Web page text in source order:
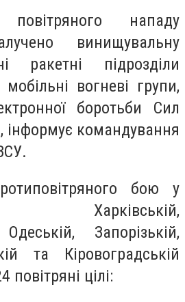
нападу
винищувальну
ракетні підрозділи
вогневі групи,
боротьби Сил
інформує командування
бою у
Харківській,
Запорізькій,
та Кіровоградській
повітряні цілі: